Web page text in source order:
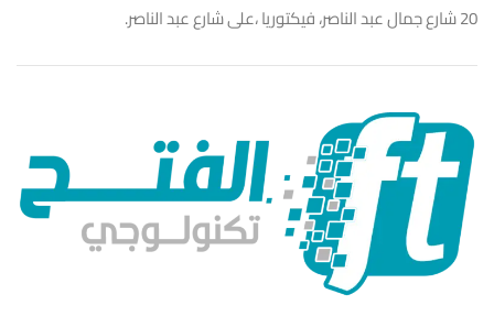
20 شارع جمال عبد الناصر، فيكتوريا ،على شارع عبد الناصر.